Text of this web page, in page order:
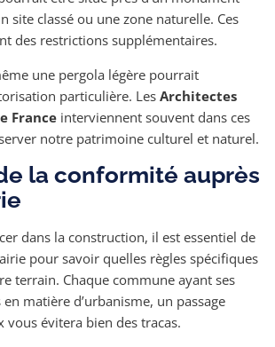
site classé ou une zone naturelle. Ces
des restrictions supplémentaires.
une pergola légère pourrait
particulière. Les Architectes
France interviennent souvent dans ces
notre patrimoine culturel et naturel.
de la conformité auprès
dans la construction, il est essentiel de
pour savoir quelles règles spécifiques
terrain. Chaque commune ayant ses
matière d’urbanisme, un passage
vous évitera bien des tracas.